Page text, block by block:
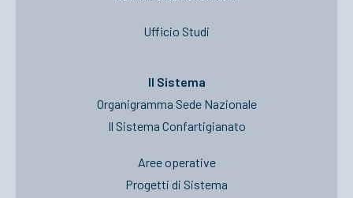
Ufficio Studi
Il Sistema
Organigramma Sede Nazionale
Il Sistema Confartigianato
Aree operative
Progetti di Sistema